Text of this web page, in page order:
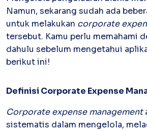
Kartu Kredit Bisnis
PAPERCARD
Satu kartu untuk bisnis &
Supplier Portal
Solusi invoice-to-pay anti ribet
Namun, sekarang sudah ada
untuk melakukan corporate
tersebut. Kamu perlu memahami
dahulu sebelum mengetahui
berikut ini!
Definisi Corporate Expense
Corporate expense management
sistematis dalam mengelola,